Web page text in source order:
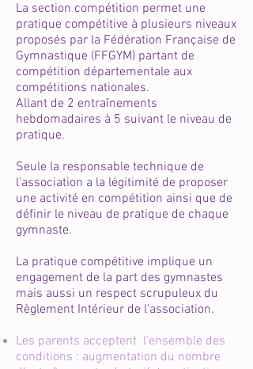
La section compétition permet une
pratique compétitive à plusieurs niveaux
proposés par la Fédération Française de
Gymnastique (FFGYM) partant de
compétition départementale aux
compétitions nationales.
Allant de 2 entraînements
hebdomadaires à 5 suivant le niveau de
pratique.
Seule la responsable technique de
l'association a la légitimité de proposer
une activité en compétition ainsi que de
définir le niveau de pratique de chaque
gymnaste.
La pratique compétitive implique un
engagement de la part des gymnastes
mais aussi un respect scrupuleux du
Règlement Intérieur de l’association.
Les parents acceptent l’ensemble des
conditions : augmentation du nombre